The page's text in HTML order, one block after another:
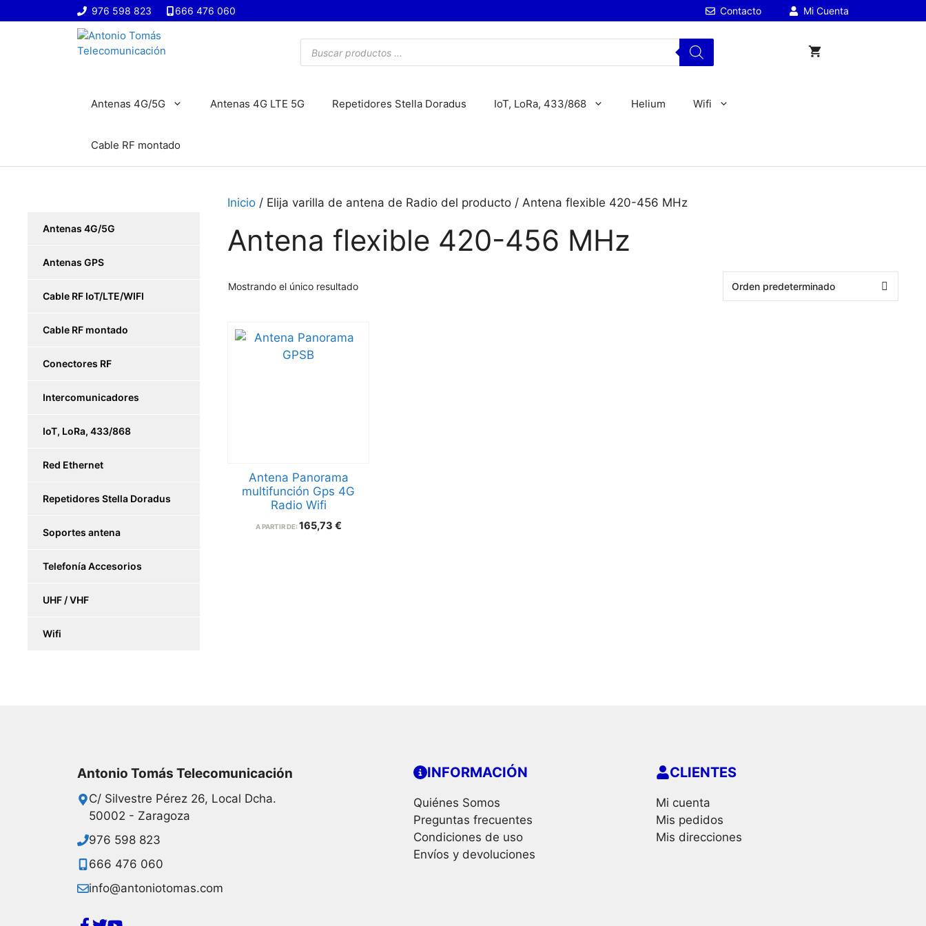
al
976 598 823 666 476 060 Contacto Mi Cuenta
Búsqueda
de
productos
Antenas 4G/5G Antenas 4G LTE 5G Repetidores Stella Doradus IoT, LoRa, 433/868 Helium Wifi
Cable RF montado
Inicio / Elija varilla de antena de Radio del producto / Antena flexible 420-456 MHz
Antena flexible 420-456 MHz
Mostrando el único resultado
Antena Panorama
multifunción Gps 4G
Radio Wifi
A PARTIR DE: 165,73 €
Antenas 4G/5G
Antenas GPS
Cable RF IoT/LTE/WIFI
Cable RF montado
Conectores RF
Intercomunicadores
IoT, LoRa, 433/868
Red Ethernet
Repetidores Stella Doradus
Soportes antena
Telefonía Accesorios
UHF / VHF
Wifi
Antonio Tomás Telecomunicación
C/ Silvestre Pérez 26, Local Dcha.
50002 - Zaragoza
976 598 823
666 476 060
info@antoniotomas.com
INFORMACIÓN
Quiénes Somos
Preguntas frecuentes
Condiciones de uso
Envíos y devoluciones
CLIENTES
Mi cuenta
Mis pedidos
Mis direcciones